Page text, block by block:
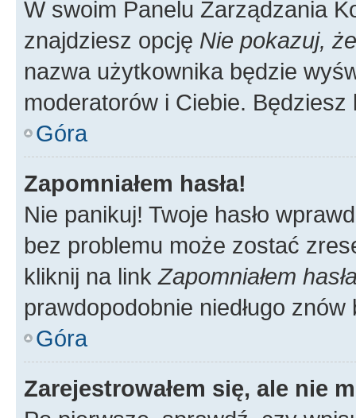
W swoim Panelu Zarządzania
znajdziesz opcję Nie pokazuj,
nazwa użytkownika będzie
moderatorów i Ciebie.
Góra
Zapomniałem hasła!
Nie panikuj! Twoje hasło
bez problemu może zostać
kliknij na linkZapomniałem
prawdopodobnie niedługo
Góra
Zarejestrowałem się, ale nie